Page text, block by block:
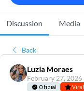
Discussion Media
Back
Luzia Moraes
February 27, 2026
Oficial Viral